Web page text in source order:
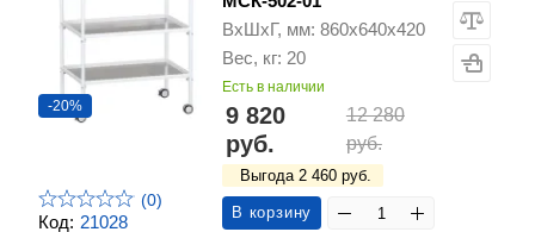
Код: 21028
-20%
(0)
ВхШхГ, мм: 860х640х420
Вес, кг: 20
Есть в наличии
9 820
руб.
12 280
руб.
Выгода 2 460 руб.
В корзину